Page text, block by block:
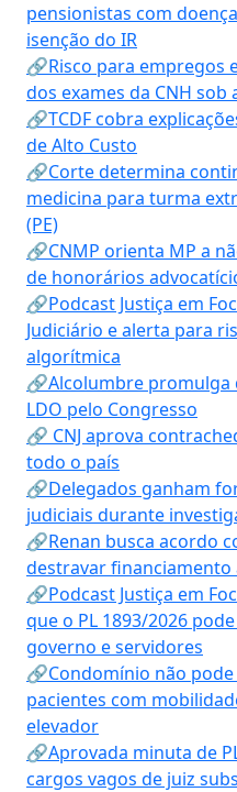
pensionistas com
isenção do IR
🔗Risco para empregos
dos exames da CNH sob
🔗TCDF cobra
de Alto Custo
🔗Corte determina
medicina para turma
(PE)
🔗CNMP orienta MP a
de honorários
🔗Podcast Justiça em
Judiciário e alerta para
algorítmica
🔗Alcolumbre promulga
LDO pelo Congresso
🔗 CNJ aprova
todo o país
🔗Delegados ganham
judiciais durante
🔗Renan busca acordo
destravar financiamento
🔗Podcast Justiça em
que o PL 1893/2026
governo e servidores
🔗Condomínio não
pacientes com
elevador
🔗Aprovada minuta de
cargos vagos de juiz